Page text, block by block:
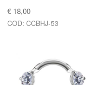
€ 18,00
COD: CCBHJ-53